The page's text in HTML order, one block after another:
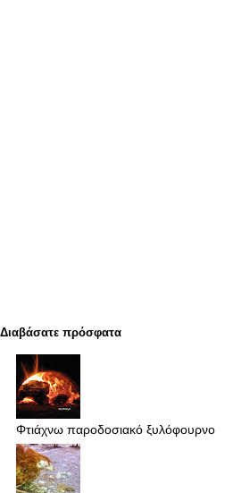
Διαβάσατε πρόσφατα
Φτιάχνω παροδοσιακό ξυλόφουρνο